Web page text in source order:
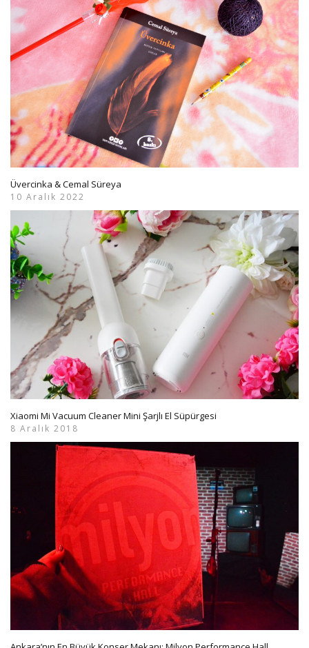
Üvercinka & Cemal Süreya
10 Aralık 2022
Xiaomi Mi Vacuum Cleaner Mini Şarjlı El Süpürgesi
8 Aralık 2018